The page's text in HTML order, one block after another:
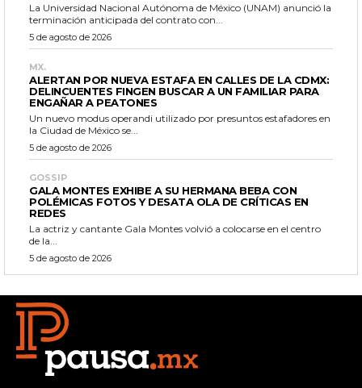
La Universidad Nacional Autónoma de México (UNAM) anunció la
terminación anticipada del contrato con...
5 de agosto de 2026
MX.
ALERTAN POR NUEVA ESTAFA EN CALLES DE LA CDMX:
DELINCUENTES FINGEN BUSCAR A UN FAMILIAR PARA
ENGAÑAR A PEATONES
Un nuevo modus operandi utilizado por presuntos estafadores en
la Ciudad de México se...
5 de agosto de 2026
GOSSIP
GALA MONTES EXHIBE A SU HERMANA BEBA CON
POLÉMICAS FOTOS Y DESATA OLA DE CRÍTICAS EN
REDES
La actriz y cantante Gala Montes volvió a colocarse en el centro
de la...
5 de agosto de 2026